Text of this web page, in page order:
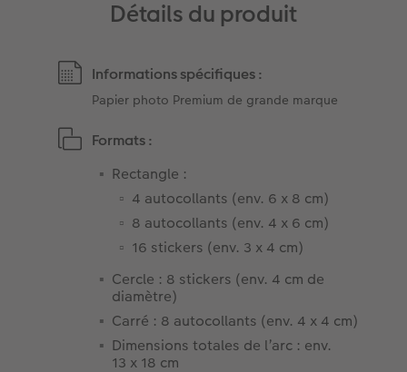
Détails du produit
Informations spécifiques :
Papier photo Premium de grande marque
Formats :
Rectangle :
4 autocollants (env. 6 x 8 cm)
8 autocollants (env. 4 x 6 cm)
16 stickers (env. 3 x 4 cm)
Cercle : 8 stickers (env. 4 cm de
diamètre)
Carré : 8 autocollants (env. 4 x 4 cm)
Dimensions totales de l’arc : env.
13 x 18 cm